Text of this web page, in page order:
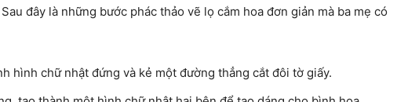
đây là những bước phác thảo vẽ lọ cắm hoa đơn giản mà ba mẹ có
hình chữ nhật đứng và kẻ một đường thẳng cắt đôi tờ giấy.